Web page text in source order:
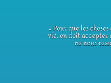
« Pour que les
vie, on doit accepter
ne nous